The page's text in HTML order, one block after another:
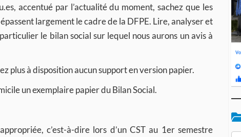
accentué par l’actualité du moment, sachez que les
largement le cadre de la DFPE. Lire, analyser et
le bilan social sur lequel nous aurons un avis à
plus à disposition aucun support en version papier.
un exemplaire papier du Bilan Social.
c’est-à-dire lors d’un CST au 1er semestre